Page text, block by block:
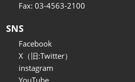
Fax: 03-4563-2100
SNS
Facebook
X（旧:Twitter）
instagram
YouTube